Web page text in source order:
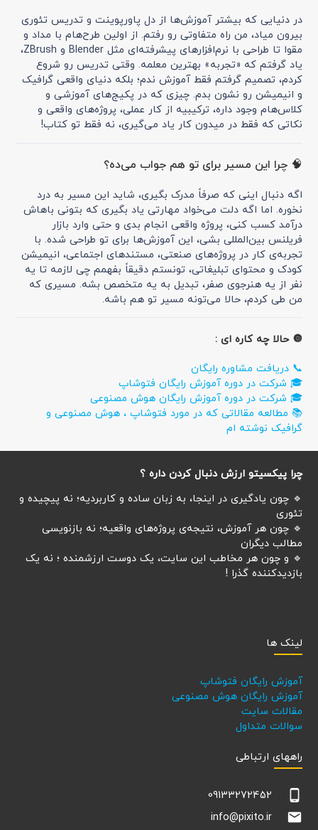
در دنیایی که بیشتر آموزش‌ها از دل پاورپوینت و تدریس تئوری
بیرون میاد، من راه متفاوتی رو رفتم. از اولین طرح‌هام با مداد و
مقوا تا طراحی با نرم‌افزارهای پیشرفته‌ای مثل Blender و ZBrush،
یاد گرفتم که «تجربه» بهترین معلمه. وقتی تدریس رو شروع
کردم، تصمیم گرفتم فقط آموزش ندم؛ بلکه دنیای واقعی گرافیک
و انیمیشن رو نشون بدم. چیزی که در پکیج‌های آموزشی و
کلاس‌هام وجود داره، ترکیبیه از کار عملی، پروژه‌های واقعی و
نکاتی که فقط در میدون کار یاد می‌گیری، نه فقط تو کتاب!
🧠 چرا این مسیر برای تو هم جواب می‌ده؟
اگه دنبال اینی که صرفاً مدرک بگیری، شاید این مسیر به درد
نخوره. اما اگه دلت می‌خواد مهارتی یاد بگیری که بتونی باهاش
درآمد کسب کنی، پروژه واقعی انجام بدی و حتی وارد بازار
فریلنس بین‌المللی بشی، این آموزش‌ها برای تو طراحی شده. با
تجربه‌ی کار در پروژه‌های صنعتی، مستندهای اجتماعی، انیمیشن
کودک و محتوای تبلیغاتی، تونستم دقیقاً بفهمم چی لازمه تا یه
نفر از یه هنرجوی صفر، تبدیل به یه متخصص بشه. مسیری که
من طی کردم، حالا می‌تونه مسیر تو هم باشه.
🔘 حالا چه کاره ای :
📞 دریافت مشاوره رایگان
🎓 شرکت در دوره آموزش رایگان فتوشاپ
🎓 شرکت در دوره آموزش رایگان هوش مصنوعی
📚 مطالعه مقالاتی که در مورد فتوشاپ ، هوش مصنوعی و
گرافیک نوشته ام
چرا پیکسیتو ارزش دنبال کردن داره ؟
🔹 چون یادگیری در اینجا، به زبان ساده و کاربردیه؛ نه پیچیده و
تئوری
🔹 چون هر آموزش، نتیجه‌ی پروژه‌های واقعیه؛ نه بازنویسی
مطالب دیگران
🔹 و چون هر مخاطب این سایت، یک دوست ارزشمنده ؛ نه یک
بازدیدکننده گذرا !
لینک ها
آموزش رایگان فتوشاپ
آموزش رایگان هوش مصنوعی
مقالات سایت
سوالات متداول
راههای ارتباطی
phone_android
09133272452
email
info@pixito.ir